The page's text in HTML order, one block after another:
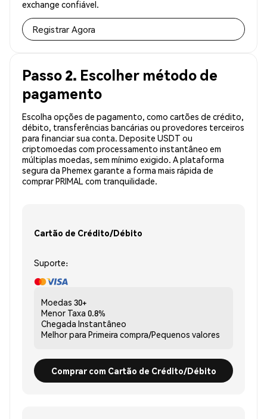
exchange confiável.
Registrar Agora
Passo 2. Escolher método de
pagamento
Escolha opções de pagamento, como cartões de crédito,
débito, transferências bancárias ou provedores terceiros
para financiar sua conta. Deposite USDT ou
criptomoedas com processamento instantâneo em
múltiplas moedas, sem mínimo exigido. A plataforma
segura da Phemex garante a forma mais rápida de
comprar PRIMAL com tranquilidade.
Cartão de Crédito/Débito
Suporte:
Moedas 30+
Menor Taxa 0.8%
Chegada Instantâneo
Melhor para Primeira compra/Pequenos valores
Comprar com Cartão de Crédito/Débito